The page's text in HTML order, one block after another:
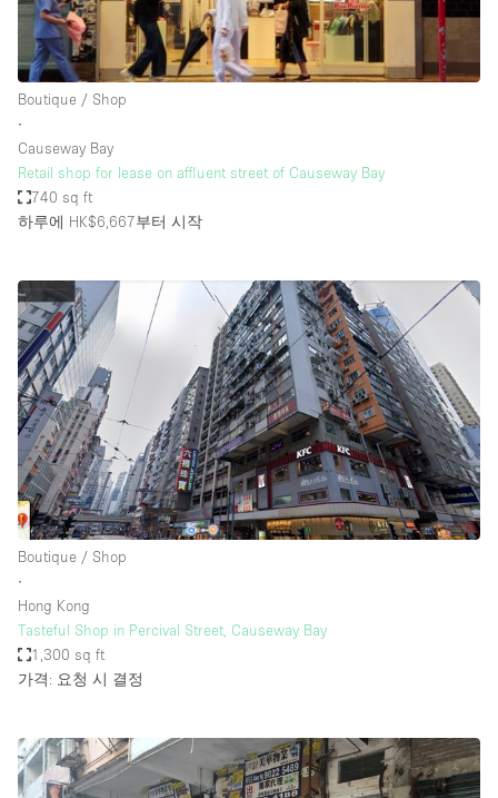
Boutique / Shop
∙
Causeway Bay
Retail shop for lease on affluent street of Causeway Bay
740 sq ft
하루에 HK$6,667부터 시작
Boutique / Shop
∙
Hong Kong
Tasteful Shop in Percival Street, Causeway Bay
1,300 sq ft
가격: 요청 시 결정